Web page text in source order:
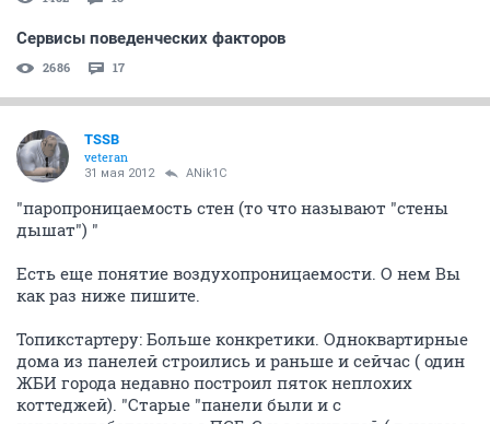
Сервисы поведенческих факторов
2686 17
TSSB
veteran
31 мая 2012 ANik1C
"паропроницаемость стен (то что называют "стены
дышат") "
Есть еще понятие воздухопроницаемости. О нем Вы
как раз ниже пишите.
Топикстартеру: Больше конкретики. Одноквартирные
дома из панелей строились и раньше и сейчас ( один
ЖБИ города недавно построил пяток неплохих
коттеджей). "Старые "панели были и с